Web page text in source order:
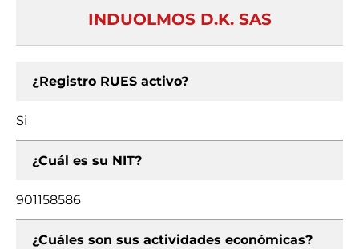
INDUOLMOS D.K. SAS
¿Registro RUES activo?
Si
¿Cuál es su NIT?
901158586
¿Cuáles son sus actividades económicas?